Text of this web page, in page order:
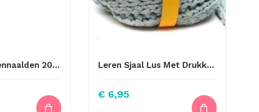
Knitpro Sokkennaalden 20cm Maat 2.50 Leren Sjaal Lus Met Drukknoop 21cm Geel
€ 6,95